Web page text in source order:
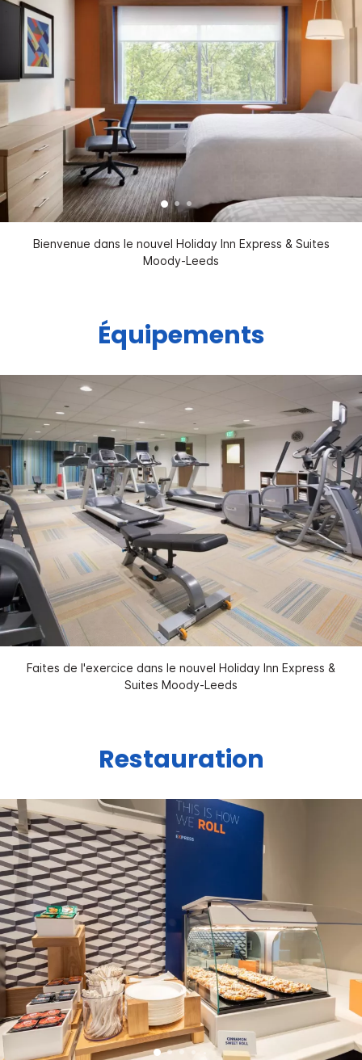
Bienvenue dans le nouvel Holiday Inn Express & Suites
Moody-Leeds
Équipements
Faites de l'exercice dans le nouvel Holiday Inn Express &
Suites Moody-Leeds
Restauration